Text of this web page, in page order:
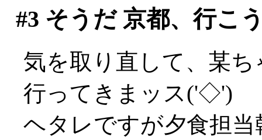
#3 そうだ 京都、行こ
気を取り直して、某
行ってきまッス('◇')ゞ
ヘタレですが夕食担